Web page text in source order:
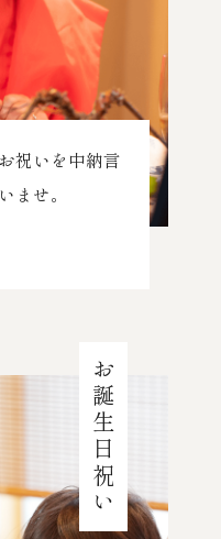
祝いを中納言
ませ。
お誕生日祝い